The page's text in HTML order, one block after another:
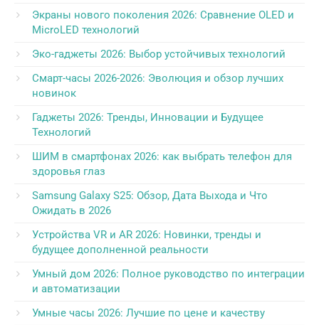
Экраны нового поколения 2026: Сравнение OLED и
MicroLED технологий
Эко-гаджеты 2026: Выбор устойчивых технологий
Смарт-часы 2026-2026: Эволюция и обзор лучших
новинок
Гаджеты 2026: Тренды, Инновации и Будущее
Технологий
ШИМ в смартфонах 2026: как выбрать телефон для
здоровья глаз
Samsung Galaxy S25: Обзор, Дата Выхода и Что
Ожидать в 2026
Устройства VR и AR 2026: Новинки, тренды и
будущее дополненной реальности
Умный дом 2026: Полное руководство по интеграции
и автоматизации
Умные часы 2026: Лучшие по цене и качеству